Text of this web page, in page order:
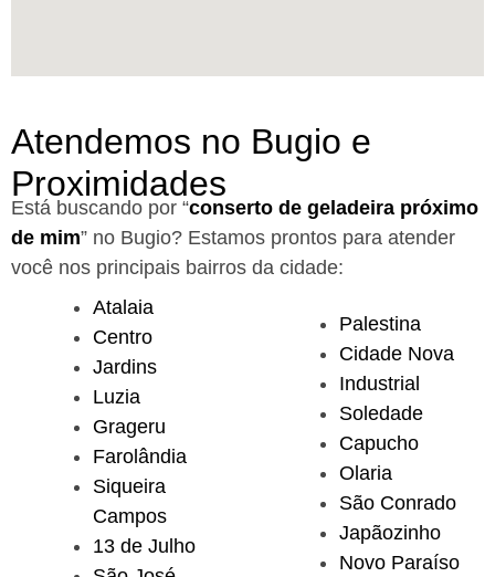
Atendemos no Bugio e
Proximidades
Está buscando por “conserto de geladeira próximo
de mim” no Bugio? Estamos prontos para atender
você nos principais bairros da cidade:
Atalaia
Centro
Jardins
Luzia
Grageru
Farolândia
Siqueira
Campos
13 de Julho
Palestina
Cidade Nova
Industrial
Soledade
Capucho
Olaria
São Conrado
Japãozinho
Novo Paraíso